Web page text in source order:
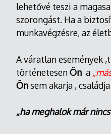
lehetővé teszi a
szorongást. Ha a
munkavégzésre, az
A váratlan események
történetesenÖna
Önsem akarja ,
„ha meghalok már